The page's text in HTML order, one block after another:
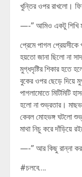
খুন্তির ওপর রাখলো।
—-” আমিও একটু শিখি
প্রেমে পাগল
হয়তো জানা ছিলো না
মুগ্ধদৃষ্টির শিকার হতে
বুকের ওপর ছেড়ে দিয়ে
পাগলামোতে মিটিমিটি
হলো না শুভ্রতার।
কেবল মোহভঙ্গ ঘটলো
মাথা নিচু করে দাঁড়িয়ে
—-” আর কিছু রান্না
#চলবে….